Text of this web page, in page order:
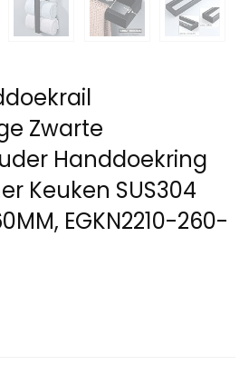
Zwarte
Handdoekring
Keuken SUS304
EGKN2210-260-